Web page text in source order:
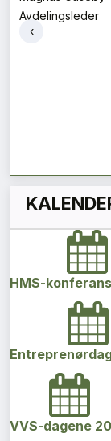
Direktør
‹
HMS-
VVS-dagene